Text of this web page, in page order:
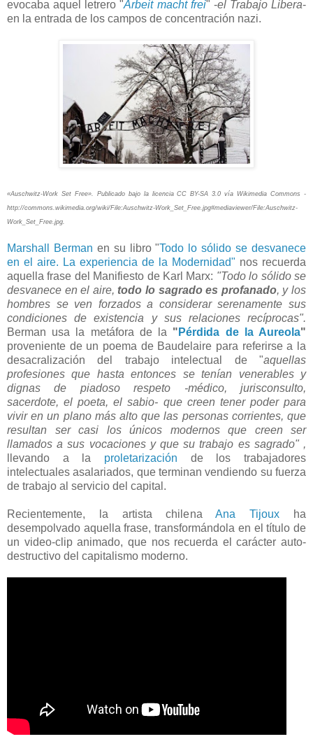
evocaba aquel letrero "Arbeit macht frei" -el Trabajo Libera-
en la entrada de los campos de concentración nazi.
«Auschwitz-Work Set Free». Publicado bajo la licencia CC BY-SA 3.0 vía Wikimedia Commons -
http://commons.wikimedia.org/wiki/File:Auschwitz-Work_Set_Free.jpg#mediaviewer/File:Auschwitz-
Work_Set_Free.jpg.
Marshall Berman en su libro "Todo lo sólido se desvanece
en el aire. La experiencia de la Modernidad" nos recuerda
aquella frase del Manifiesto de Karl Marx: "Todo lo sólido se
desvanece en el aire, todo lo sagrado es profanado, y los
hombres se ven forzados a considerar serenamente sus
condiciones de existencia y sus relaciones recíprocas".
Berman usa la metáfora de la " Pérdida de la Aureola"
proveniente de un poema de Baudelaire para referirse a la
desacralización del trabajo intelectual de "aquellas
profesiones que hasta entonces se tenían venerables y
dignas de piadoso respeto -médico, jurisconsulto,
sacerdote, el poeta, el sabio- que creen tener poder para
vivir en un plano más alto que las personas corrientes, que
resultan ser casi los únicos modernos que creen ser
llamados a sus vocaciones y que su trabajo es sagrado" ,
llevando a la proletarización de los trabajadores
intelectuales asalariados, que terminan vendiendo su fuerza
de trabajo al servicio del capital.
Recientemente, la artista chilenaAna Tijoux ha
desempolvado aquella frase, transformándola en el título de
un video-clip animado, que nos recuerda el carácter auto-
destructivo del capitalismo moderno.